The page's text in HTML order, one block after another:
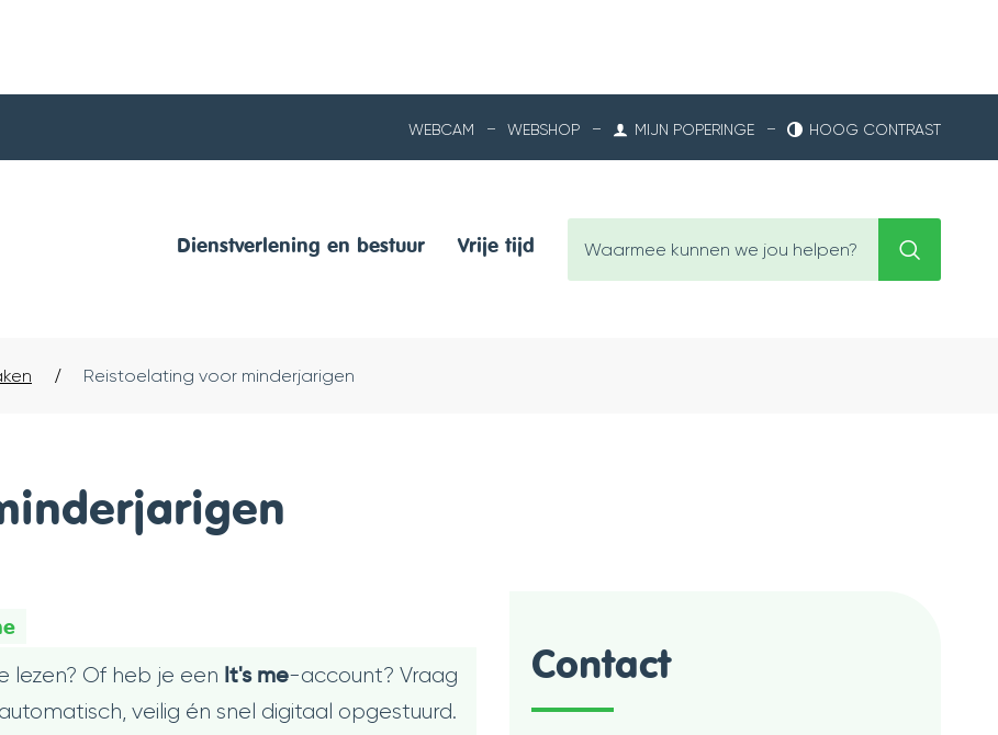
WEBCAM WEBSHOP MIJN POPERINGE HOOG CONTRAST
Dienstverlening en bestuur Vrije tijd
Reistoelating voor minderjarigen
lezen? Of heb je een It's me-account? Vraag
veilig én snel digitaal opgestuurd.
Contact